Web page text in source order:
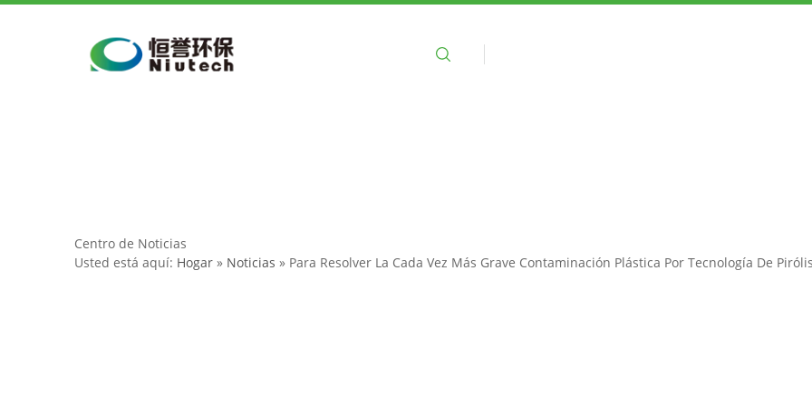
Centro de Noticias
Usted está aquí: Hogar » Noticias » Para Resolver La Cada Vez Más Grave Contaminación Plástica Por Tecnología De